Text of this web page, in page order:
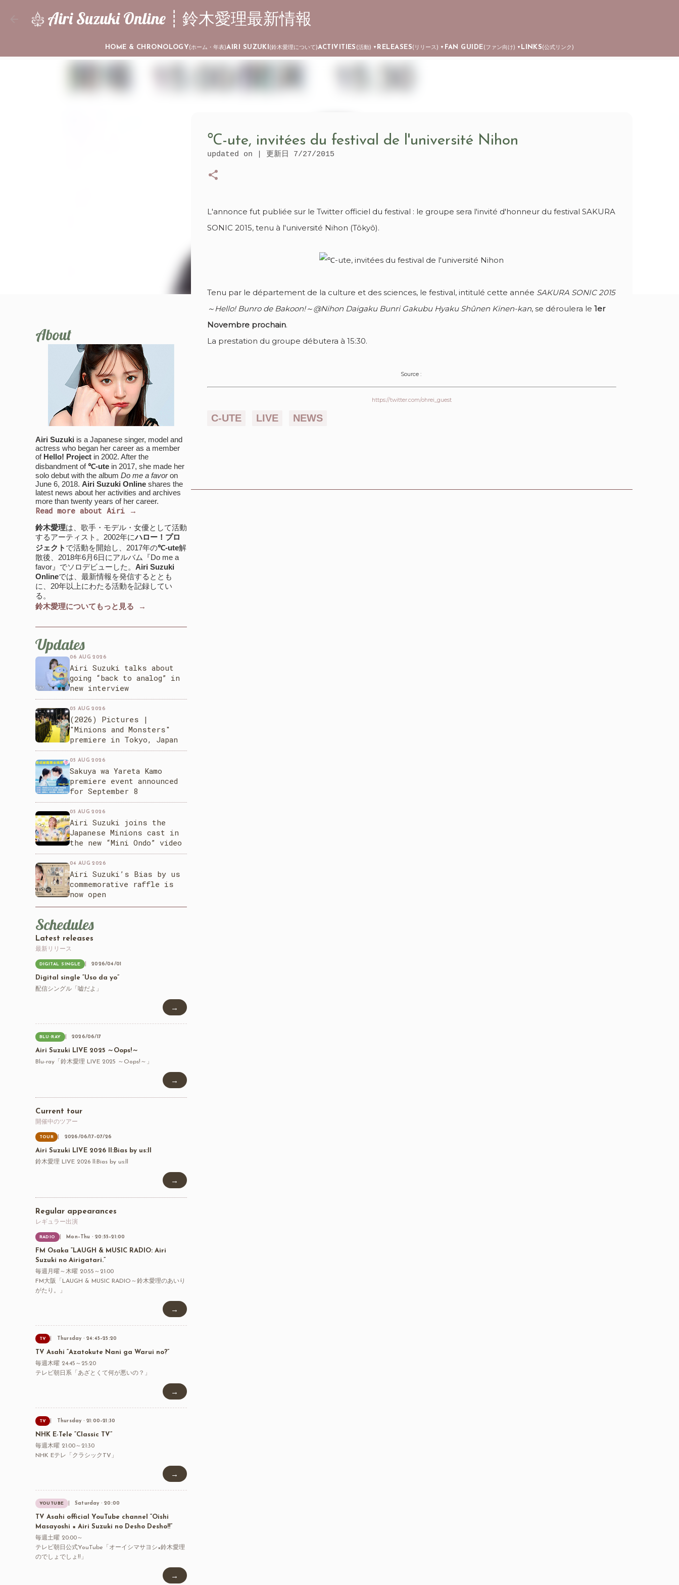
Skip to main content
Airi Suzuki Online ┊ 鈴木愛理最新情報
HOME & CHRONOLOGY(ホーム・年表)AIRI SUZUKI (鈴木愛理について)ACTIVITIES (活動) ▼ RELEASES(リリース) ▼ FAN GUIDE(ファン向け) ▼ LINKS(公式リンク)
℃-ute, invitées du festival de l'université Nihon
updated on | 更新日 7/27/2015
L'annonce fut publiée sur le Twitter officiel du festival : le groupe sera l'invité d'honneur du festival SAKURA
SONIC 2015, tenu à l'université Nihon (Tôkyô).
Tenu par le département de la culture et des sciences, le festival, intitulé cette année SAKURA SONIC 2015
～Hello! Bunro de Bakoon!～@Nihon Daigaku Bunri Gakubu Hyaku Shûnen Kinen-kan, se déroulera le 1er
Novembre prochain.
La prestation du groupe débutera à 15:30.
Source :
https://twitter.com/ohrei_guest
C-UTE LIVE NEWS
About
Airi Suzuki is a Japanese singer, model and
actress who began her career as a member
of Hello! Project in 2002. After the
disbandment of℃-utein 2017, she made her
solo debut with the album Do me a favoron
June 6, 2018. Airi Suzuki Onlineshares the
latest news about her activities and archives
more than twenty years of her career.
Read more about Airi →
鈴木愛理は、歌手・モデル・女優として活動
するアーティスト。2002年にハロー！プロ
ジェクト で活動を開始し、2017年の℃-ute解
散後、2018年6月6日にアルバム『Do me a
favor』でソロデビューした。 Airi Suzuki
Onlineでは、最新情報を発信するととも
に、20年以上にわたる活動を記録してい
る。
鈴木愛理についてもっと見る →
Updates
06 AUG 2026
Airi Suzuki talks about
going “back to analog” in
new interview
05 AUG 2026
(2026) Pictures |
"Minions and Monsters"
premiere in Tokyo, Japan
05 AUG 2026
Sakuya wa Yareta Kamo
premiere event announced
for September 8
05 AUG 2026
Airi Suzuki joins the
Japanese Minions cast in
the new “Mini Ondo” video
04 AUG 2026
Airi Suzuki’s Bias by us
commemorative raffle is
now open
Schedules
Latest releases
最新リリース
DIGITAL SINGLE 2026/04/01
Digital single “Uso da yo”
配信シングル「嘘だよ」
→
BLU-RAY 2026/06/17
Airi Suzuki LIVE 2025 ～Oops!～
Blu-ray「鈴木愛理 LIVE 2025 ～Oops!～」
→
Current tour
開催中のツアー
TOUR 2026/06/17–07/26
Airi Suzuki LIVE 2026 ll:Bias by us:ll
鈴木愛理 LIVE 2026 ll:Bias by us:ll
→
Regular appearances
レギュラー出演
RADIO Mon–Thu · 20:55–21:00
FM Osaka “LAUGH & MUSIC RADIO: Airi
Suzuki no Airigatari.”
毎週月曜～木曜 20:55～21:00
FM大阪「LAUGH & MUSIC RADIO～鈴木愛理のあいり
がたり。」
→
TV Thursday · 24:45–25:20
TV Asahi “Azatokute Nani ga Warui no?”
毎週木曜 24:45～25:20
テレビ朝日系「あざとくて何が悪いの？」
→
TV Thursday · 21:00–21:30
NHK E-Tele “Classic TV”
毎週木曜 21:00～21:30
NHK Eテレ「クラシックTV」
→
YOUTUBE Saturday · 20:00
TV Asahi official YouTube channel “Oishi
Masayoshi × Airi Suzuki no Desho Desho!!”
毎週土曜 20:00～
テレビ朝日公式YouTube「オーイシマサヨシ×鈴木愛理
のでしょでしょ!!」
→